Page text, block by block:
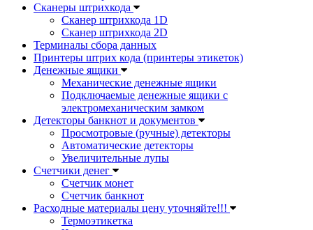
Сканеры штрихкода
Сканер штрихкода 1D
Сканер штрихкода 2D
Терминалы сбора данных
Принтеры штрих кода (принтеры этикеток)
Денежные ящики
Механические денежные ящики
Подключаемые денежные ящики с
электромеханическим замком
Детекторы банкнот и документов
Просмотровые (ручные) детекторы
Автоматические детекторы
Увеличительные лупы
Счетчики денег
Счетчик монет
Счетчик банкнот
Расходные материалы цену уточняйте!!!
Термоэтикетка